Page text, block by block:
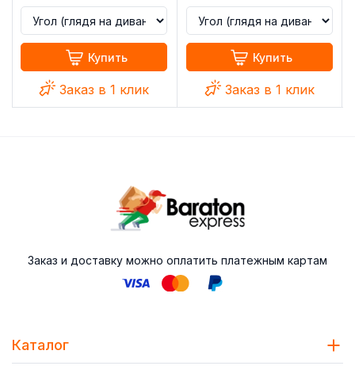
Купить
Заказ в 1 клик
Купить
Заказ в 1 клик
Заказ и доставку можно оплатить платежным картам
Каталог